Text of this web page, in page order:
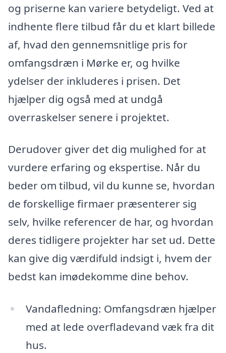
og priserne kan variere betydeligt. Ved at
indhente flere tilbud får du et klart billede
af, hvad den gennemsnitlige pris for
omfangsdræn i Mørke er, og hvilke
ydelser der inkluderes i prisen. Det
hjælper dig også med at undgå
overraskelser senere i projektet.
Derudover giver det dig mulighed for at
vurdere erfaring og ekspertise. Når du
beder om tilbud, vil du kunne se, hvordan
de forskellige firmaer præsenterer sig
selv, hvilke referencer de har, og hvordan
deres tidligere projekter har set ud. Dette
kan give dig værdifuld indsigt i, hvem der
bedst kan imødekomme dine behov.
Vandafledning: Omfangsdræn hjælper
med at lede overfladevand væk fra dit
hus.